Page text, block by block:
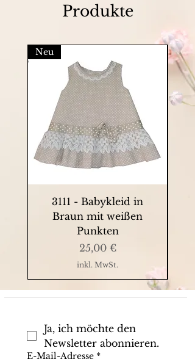
Produkte
Neu
3111 - Babykleid in
Braun mit weißen
Punkten
Preis
25,00 €
inkl. MwSt.
Ja, ich möchte den
Newsletter abonnieren.
E-Mail-Adresse *